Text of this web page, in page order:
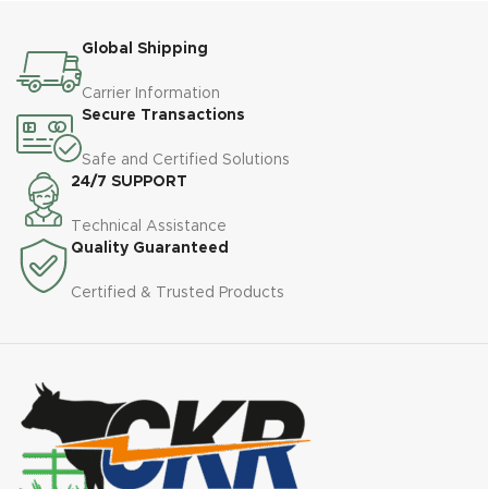
Global Shipping
Carrier Information
Secure Transactions
Safe and Certified Solutions
24/7 SUPPORT
Technical Assistance
Quality Guaranteed
Certified & Trusted Products